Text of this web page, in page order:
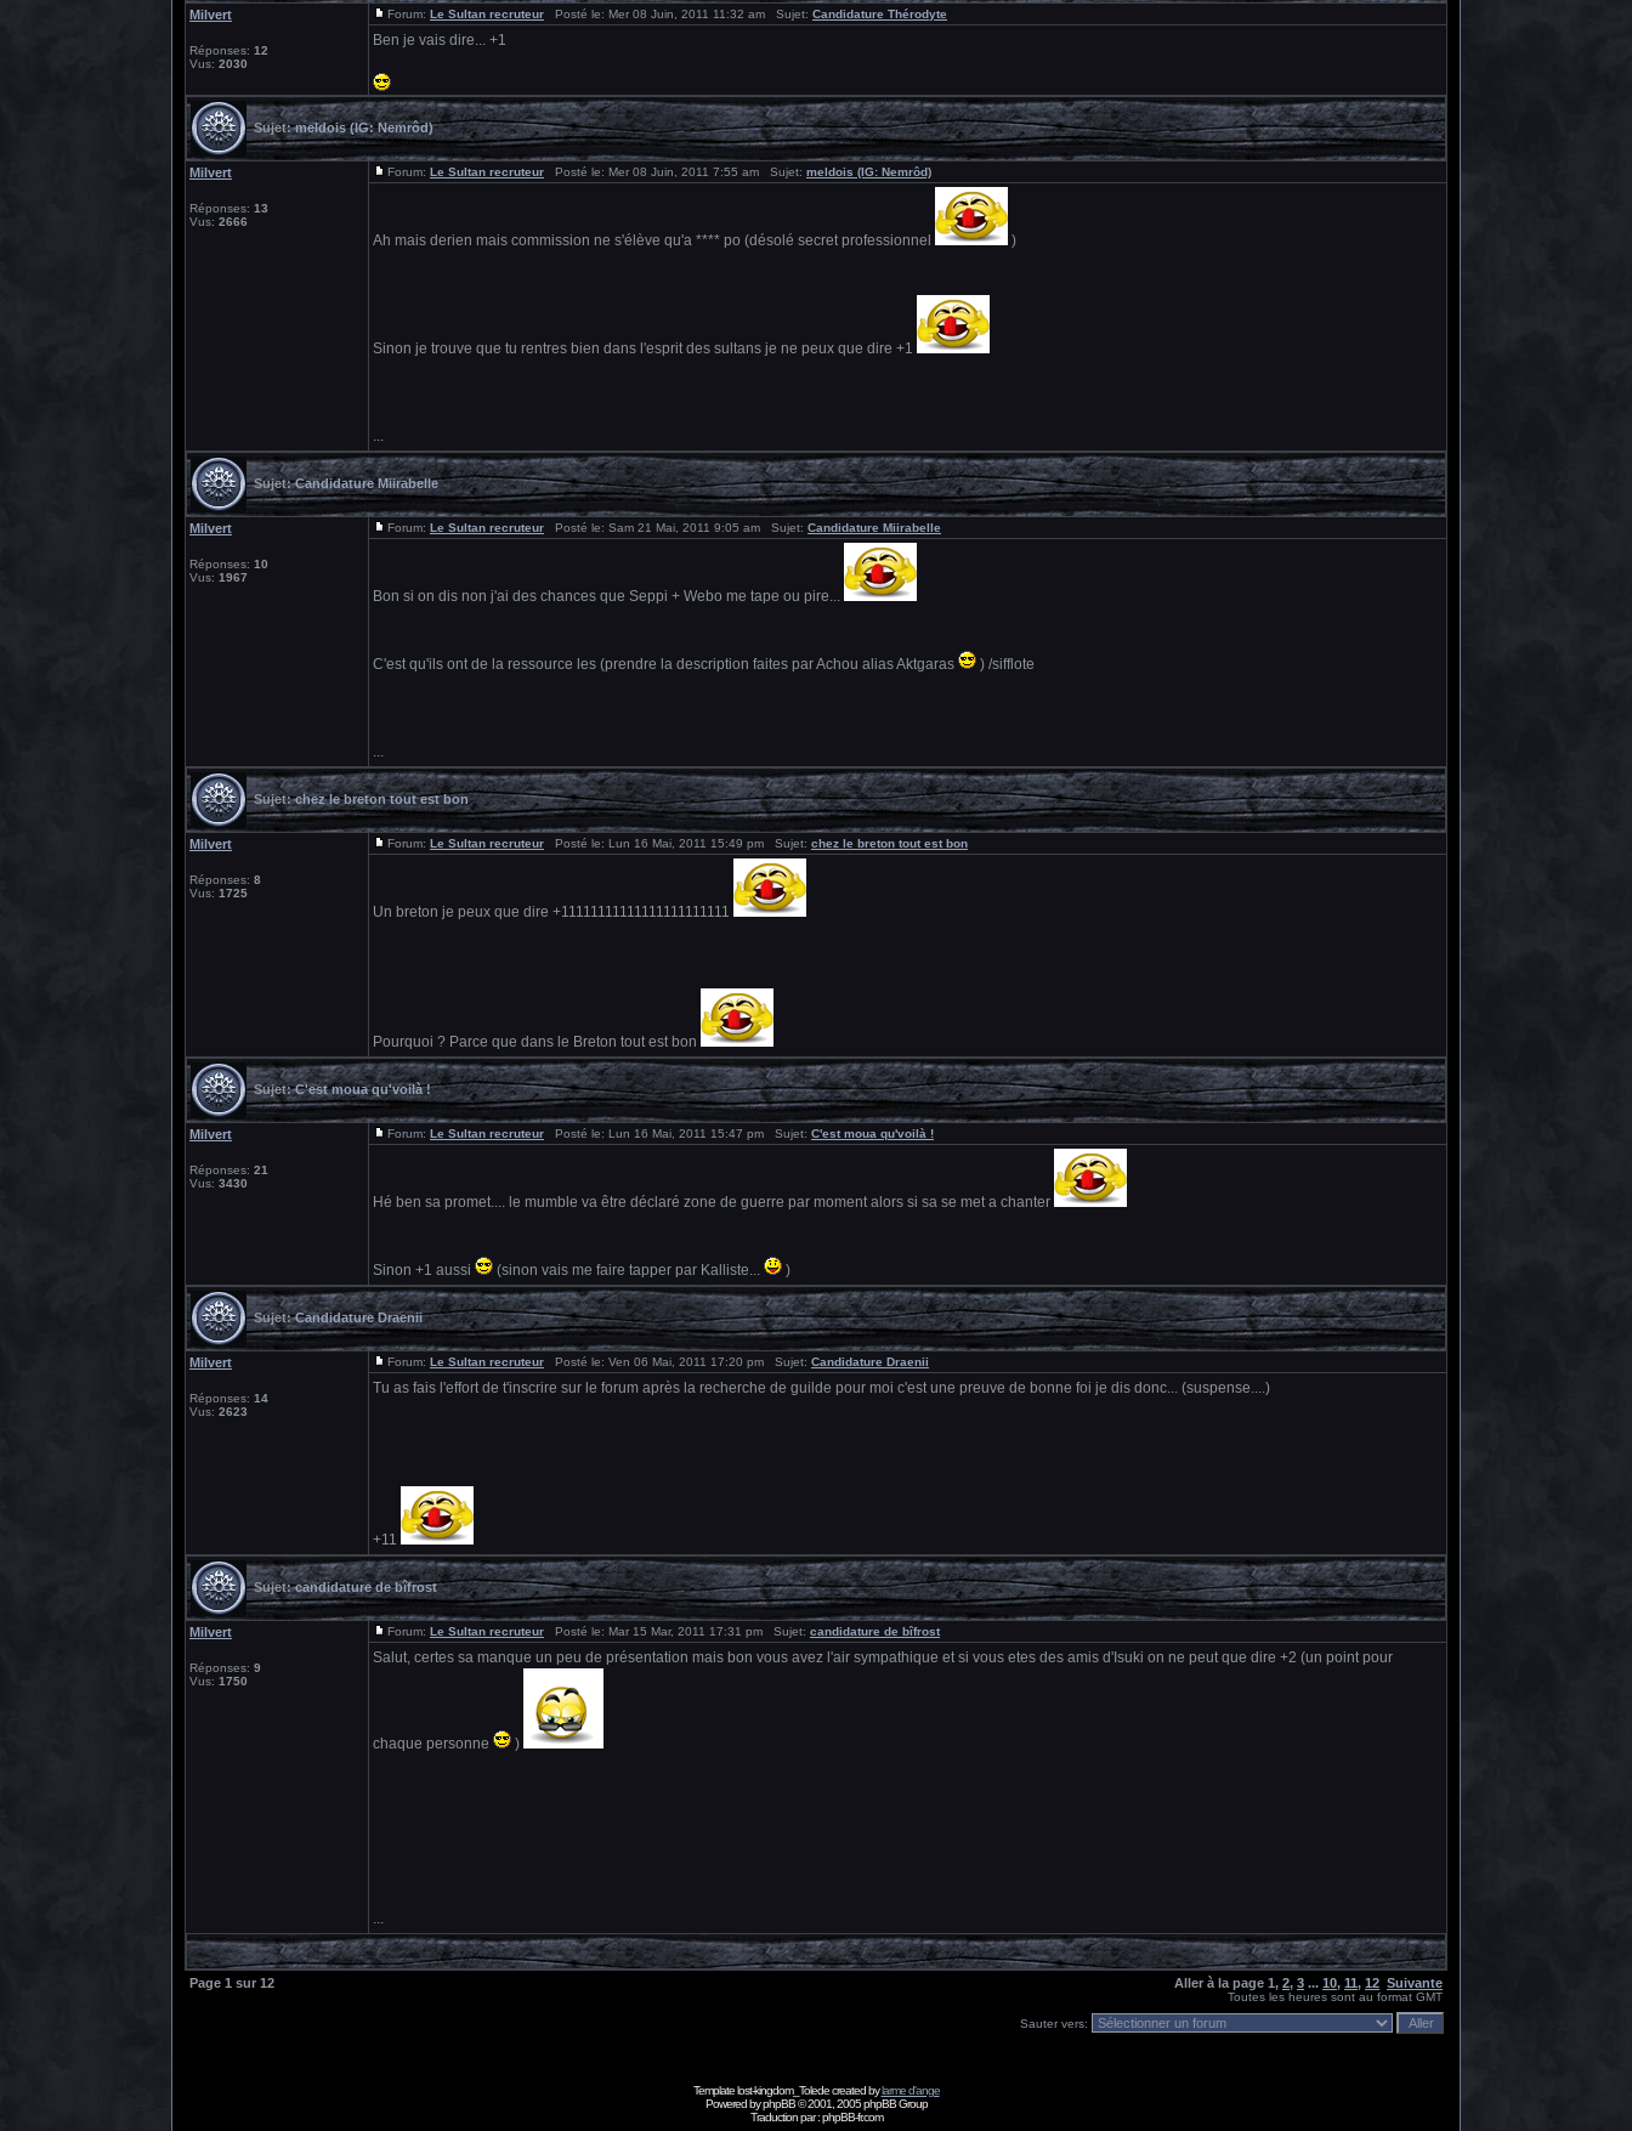
Milvert
Réponses: 12
Vus: 2030
Forum: Le Sultan recruteur Posté le: Mer 08 Juin, 2011 11:32 am Sujet: Candidature Thérodyte
Ben je vais dire... +1
Sujet:meldois (IG: Nemrôd)
Milvert
Réponses: 13
Vus: 2666
Forum: Le Sultan recruteur Posté le: Mer 08 Juin, 2011 7:55 am Sujet: meldois (IG: Nemrôd)
Ah mais derien mais commission ne s'élève qu'a **** po (désolé secret professionnel )
Sinon je trouve que tu rentres bien dans l'esprit des sultans je ne peux que dire +1
...
Sujet:Candidature Miirabelle
Milvert
Réponses: 10
Vus: 1967
Forum: Le Sultan recruteur Posté le: Sam 21 Mai, 2011 9:05 am Sujet: Candidature Miirabelle
Bon si on dis non j'ai des chances que Seppi + Webo me tape ou pire...
C'est qu'ils ont de la ressource les (prendre la description faites par Achou alias Aktgaras ) /sifflote
...
Sujet:chez le breton tout est bon
Milvert
Réponses: 8
Vus: 1725
Forum: Le Sultan recruteur Posté le: Lun 16 Mai, 2011 15:49 pm Sujet: chez le breton tout est bon
Un breton je peux que dire +11111111111111111111111
Pourquoi ? Parce que dans le Breton tout est bon
Sujet:C'est moua qu'voilà !
Milvert
Réponses: 21
Vus: 3430
Forum: Le Sultan recruteur Posté le: Lun 16 Mai, 2011 15:47 pm Sujet: C'est moua qu'voilà !
Hé ben sa promet.... le mumble va être déclaré zone de guerre par moment alors si sa se met a chanter
Sinon +1 aussi (sinon vais me faire tapper par Kalliste... )
Sujet:Candidature Draenii
Milvert
Réponses: 14
Vus: 2623
Forum: Le Sultan recruteur Posté le: Ven 06 Mai, 2011 17:20 pm Sujet: Candidature Draenii
Tu as fais l'effort de t'inscrire sur le forum après la recherche de guilde pour moi c'est une preuve de bonne foi je dis donc... (suspense....)
+11
Sujet:candidature de bîfrost
Milvert
Réponses: 9
Vus: 1750
Forum: Le Sultan recruteur Posté le: Mar 15 Mar, 2011 17:31 pm Sujet: candidature de bîfrost
Salut, certes sa manque un peu de présentation mais bon vous avez l'air sympathique et si vous etes des amis d'Isuki on ne peut que dire +2 (un point pour
chaque personne )
...
Page 1 sur 12 Aller à la page 1, 2, 3 ... 10, 11, 12 Suivante
Toutes les heures sont au format GMT
Sauter vers:
Template lost-kingdom_Tolede created bylarme d'ange
Powered byphpBB© 2001, 2005 phpBB Group
Traduction par :phpBB-fr.com